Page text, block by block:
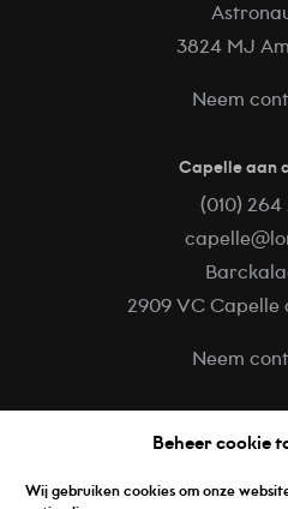
Beheer cookie
Wij gebruiken cookies om onze
Mike
Aangenaam,
antwoorden.
3824 MJ
Neem
Capelle aan
(010)
2909 VC Capelle
Neem